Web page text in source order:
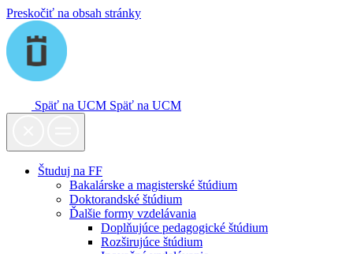
Preskočiť na obsah stránky
Späť na UCM Späť na UCM
Študuj na FF
Bakalárske a magisterské štúdium
Doktorandské štúdium
Ďalšie formy vzdelávania
Doplňujúce pedagogické štúdium
Rozširujúce štúdium